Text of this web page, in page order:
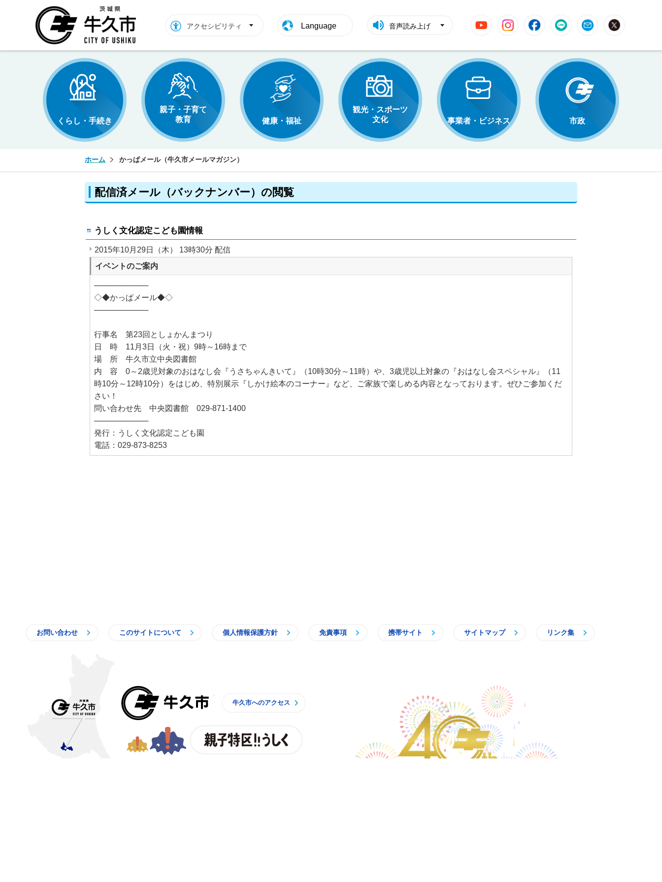
アクセシビリティ Language 音声読み上げ
YouTube InstagramFacebookLINE Mail
くらし・手続き
親子・子育て
教育
健康・福祉
観光・スポーツ
文化
事業者・ビジネス 市政
ホーム かっぱメール（牛久市メールマガジン）
配信済メール（バックナンバー）の閲覧
うしく文化認定こども園情報
2015年10月29日（木） 13時30分 配信
イベントのご案内
──────────
◇◆かっぱメール◆◇
──────────
行事名 第23回としょかんまつり
日 時 11月3日（火・祝）9時～16時まで
場 所 牛久市立中央図書館
内 容 0～2歳児対象のおはなし会『うさちゃんきいて』（10時30分～11時）や、3歳児以上対象の『おはなし会スペシャル』（11
時10分～12時10分）をはじめ、特別展示『しかけ絵本のコーナー』など、ご家族で楽しめる内容となっております。ぜひご参加くだ
さい！
問い合わせ先 中央図書館 029-871-1400
──────────
発行：うしく文化認定こども園
電話：029-873-8253
お問い合わせ このサイトについて 個人情報保護方針 免責事項 携帯サイト サイトマップ リンク集
牛久市へのアクセス